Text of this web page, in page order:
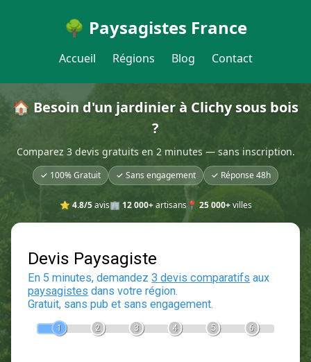
🌳 Paysagistes France
Accueil Régions Blog Contact
🏠 Besoin d'un jardinier à Clichy sous bois
?
Comparez 3 devis gratuits en 2 minutes — sans inscription.
✓ 100% Gratuit ✓ Sans engagement ✓ Réponse 48h
⭐ 4.8/5avis🏢 12 000+artisans📍 25 000+villes
Devis Paysagiste
En 5 minutes, demandez3 devis comparatifs